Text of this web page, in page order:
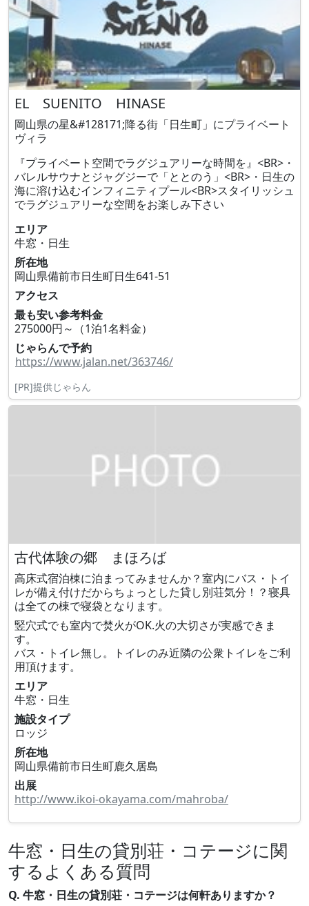
EL SUENITO HINASE
岡山県の星&#128171;降る街「日生町」にプライベート
ヴィラ
『プライベート空間でラグジュアリーな時間を』<BR>・
バレルサウナとジャグジーで「ととのう」<BR>・日生の
海に溶け込むインフィニティプール<BR>スタイリッシュ
でラグジュアリーな空間をお楽しみ下さい
エリア
牛窓・日生
所在地
岡山県備前市日生町日生641‐51
アクセス
最も安い参考料金
275000円～（1泊1名料金）
じゃらんで予約
https://www.jalan.net/363746/
[PR]提供じゃらん
古代体験の郷 まほろば
高床式宿泊棟に泊まってみませんか？室内にバス・トイ
レが備え付けだからちょっとした貸し別荘気分！？寝具
は全ての棟で寝袋となります。
竪穴式でも室内で焚火がOK.火の大切さが実感できま
す。
バス・トイレ無し。トイレのみ近隣の公衆トイレをご利
用頂けます。
エリア
牛窓・日生
施設タイプ
ロッジ
所在地
岡山県備前市日生町鹿久居島
出展
http://www.ikoi-okayama.com/mahroba/
牛窓・日生の貸別荘・コテージに関
するよくある質問
Q. 牛窓・日生の貸別荘・コテージは何軒ありますか？